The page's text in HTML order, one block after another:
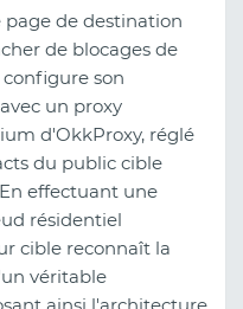
page de destination
de blocages de
son
un proxy
d'OkkProxy, réglé
du public cible
effectuant une
résidentiel
cible reconnaît la
véritable